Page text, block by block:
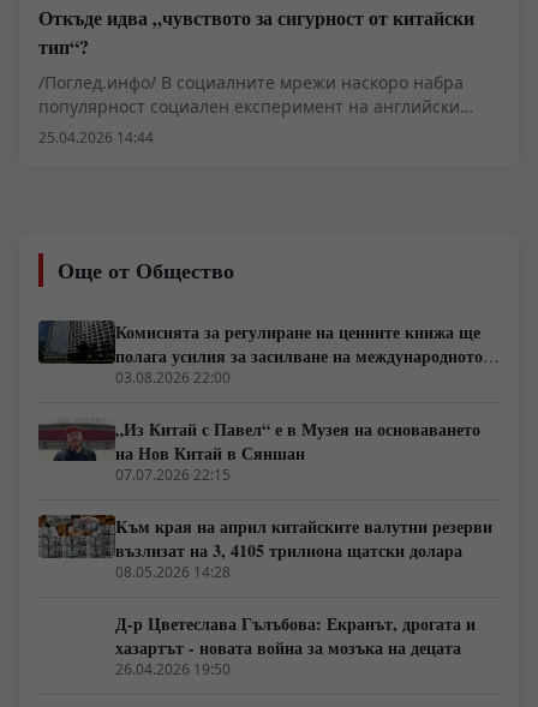
Откъде идва „чувството за сигурност от китайски
тип“?
/Поглед.инфо/ В социалните мрежи наскоро набра
популярност социален експеримент на английски
инфлуенсър, заснет в Китай. В него той умишлено
поглед върху ежедневната действителност в Китай за
международната аудитория.
25.04.2026 14:44
Още от Общество
Комисията за регулиране на ценните книжа ще
полага усилия за засилване на международното
влияние на китайските индекси и активи
03.08.2026 22:00
„Из Китай с Павел“ е в Музея на основаването
на Нов Китай в Сяншан
07.07.2026 22:15
Kъм края на април китайските валутни резерви
възлизат на 3, 4105 трилиона щатски долара
08.05.2026 14:28
Д-р Цветеслава Гълъбова: Екранът, дрогата и
хазартът - новата война за мозъка на децата
26.04.2026 19:50